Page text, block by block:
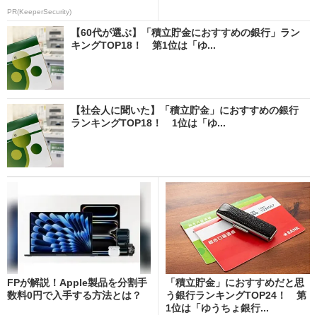
PR(KeeperSecurity)
【60代が選ぶ】「積立貯金におすすめの銀行」ラン
キングTOP18！ 第1位は「ゆ...
【社会人に聞いた】「積立貯金」におすすめの銀行
ランキングTOP18！ 1位は「ゆ...
FPが解説！Apple製品を分割手
数料0円で入手する方法とは？
「積立貯金」におすすめだと思
う銀行ランキングTOP24！ 第
1位は「ゆうちょ銀行...